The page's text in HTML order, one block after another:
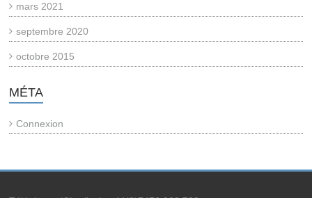
mars 2021
septembre 2020
octobre 2015
MÉTA
Connexion